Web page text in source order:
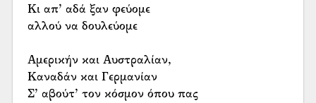
Κι απ’ αδά ξαν φεύομε
αλλού να δουλεύομε
Αμερικήν και Αυστραλίαν,
Καναδάν και Γερμανίαν
Σ’ αβούτ’ τον κόσμον όπου πας